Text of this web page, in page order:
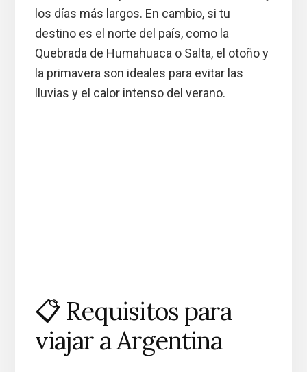
los días más largos. En cambio, si tu
destino es el norte del país, como la
Quebrada de Humahuaca o Salta, el otoño y
la primavera son ideales para evitar las
lluvias y el calor intenso del verano.
📋 Requisitos para
viajar a Argentina